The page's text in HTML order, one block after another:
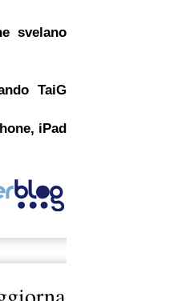
svelano
TaiG
iPad